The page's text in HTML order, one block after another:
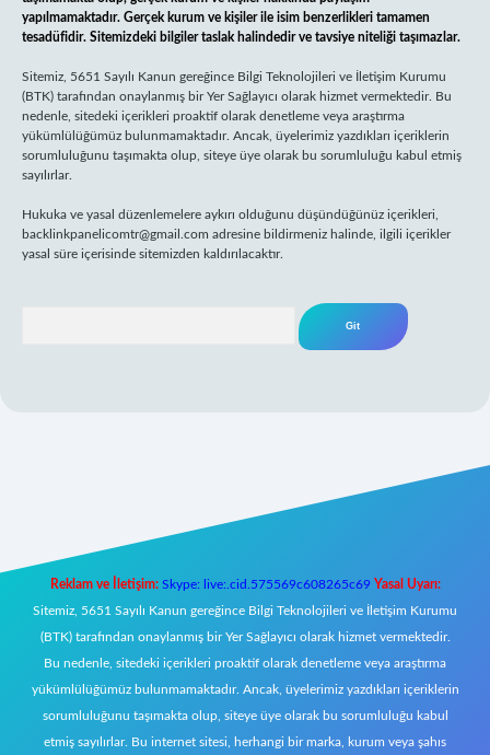
yapılmamaktadır. Gerçek kurum ve kişiler ile isim benzerlikleri tamamen
tesadüfidir. Sitemizdeki bilgiler taslak halindedir ve tavsiye niteliği taşımazlar.
Sitemiz, 5651 Sayılı Kanun gereğince Bilgi Teknolojileri ve İletişim Kurumu
(BTK) tarafından onaylanmış bir Yer Sağlayıcı olarak hizmet vermektedir. Bu
nedenle, sitedeki içerikleri proaktif olarak denetleme veya araştırma
yükümlülüğümüz bulunmamaktadır. Ancak, üyelerimiz yazdıkları içeriklerin
sorumluluğunu taşımakta olup, siteye üye olarak bu sorumluluğu kabul etmiş
sayılırlar.
Hukuka ve yasal düzenlemelere aykırı olduğunu düşündüğünüz içerikleri,
backlinkpanelicomtr@gmail.com adresine bildirmeniz halinde, ilgili içerikler
yasal süre içerisinde sitemizden kaldırılacaktır.
Reklam ve İletişim: Skype: live:.cid.575569c608265c69 Yasal Uyarı:
Sitemiz, 5651 Sayılı Kanun gereğince Bilgi Teknolojileri ve İletişim Kurumu
(BTK) tarafından onaylanmış bir Yer Sağlayıcı olarak hizmet vermektedir.
Bu nedenle, sitedeki içerikleri proaktif olarak denetleme veya araştırma
yükümlülüğümüz bulunmamaktadır. Ancak, üyelerimiz yazdıkları içeriklerin
sorumluluğunu taşımakta olup, siteye üye olarak bu sorumluluğu kabul
etmiş sayılırlar. Bu internet sitesi, herhangi bir marka, kurum veya şahıs